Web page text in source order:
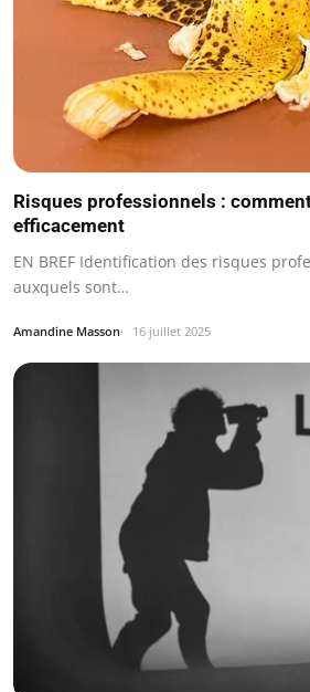
Risques professionnels :
efficacement
EN BREF Identification des risques
auxquels sont…
Amandine Masson 16 juillet 2025